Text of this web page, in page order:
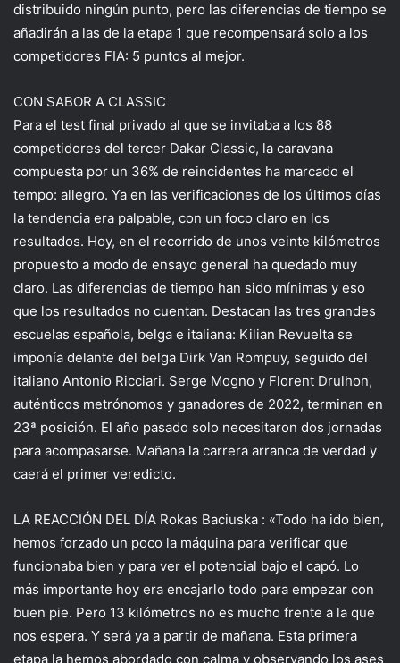
distribuido ningún punto, pero las diferencias de tiempo se
añadirán a las de la etapa 1 que recompensará solo a los
competidores FIA: 5 puntos al mejor.
CON SABOR A CLASSIC
Para el test final privado al que se invitaba a los 88
competidores del tercer Dakar Classic, la caravana
compuesta por un 36% de reincidentes ha marcado el
tempo: allegro. Ya en las verificaciones de los últimos días
la tendencia era palpable, con un foco claro en los
resultados. Hoy, en el recorrido de unos veinte kilómetros
propuesto a modo de ensayo general ha quedado muy
claro. Las diferencias de tiempo han sido mínimas y eso
que los resultados no cuentan. Destacan las tres grandes
escuelas española, belga e italiana: Kilian Revuelta se
imponía delante del belga Dirk Van Rompuy, seguido del
italiano Antonio Ricciari. Serge Mogno y Florent Drulhon,
auténticos metrónomos y ganadores de 2022, terminan en
23ª posición. El año pasado solo necesitaron dos jornadas
para acompasarse. Mañana la carrera arranca de verdad y
caerá el primer veredicto.
LA REACCIÓN DEL DÍA Rokas Baciuska : «Todo ha ido bien,
hemos forzado un poco la máquina para verificar que
funcionaba bien y para ver el potencial bajo el capó. Lo
más importante hoy era encajarlo todo para empezar con
buen pie. Pero 13 kilómetros no es mucho frente a la que
nos espera. Y será ya a partir de mañana. Esta primera
etapa la hemos abordado con calma y observando los ases